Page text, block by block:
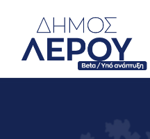
Αρχική